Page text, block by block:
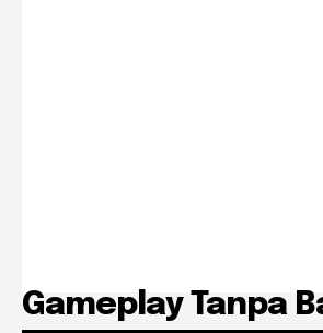
Gameplay Tanpa